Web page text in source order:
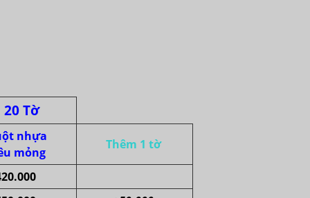
20 Tờ
nhựa
mỏng
Thêm 1 tờ